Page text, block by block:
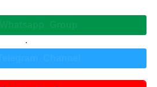
.